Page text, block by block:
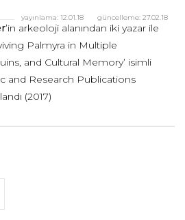
güncelleme: 27.02.18
yayınlama: 12.01.18
’in arkeoloji alanından iki yazar ile
Palmyra in Multiple
and Cultural Memory’ isimli
and Research Publications
(2017)